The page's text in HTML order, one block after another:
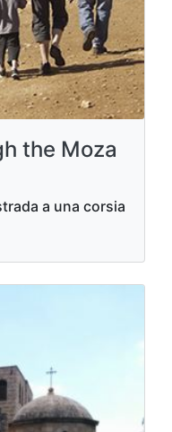
the Moza
a una corsia